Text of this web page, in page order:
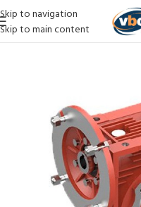
Skip to navigation
Skip to main content